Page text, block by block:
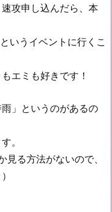
攻申し込んだら、本
いうイベントに行くこ
エミも好きです！
」というのがあるの
。
る方法がないので、